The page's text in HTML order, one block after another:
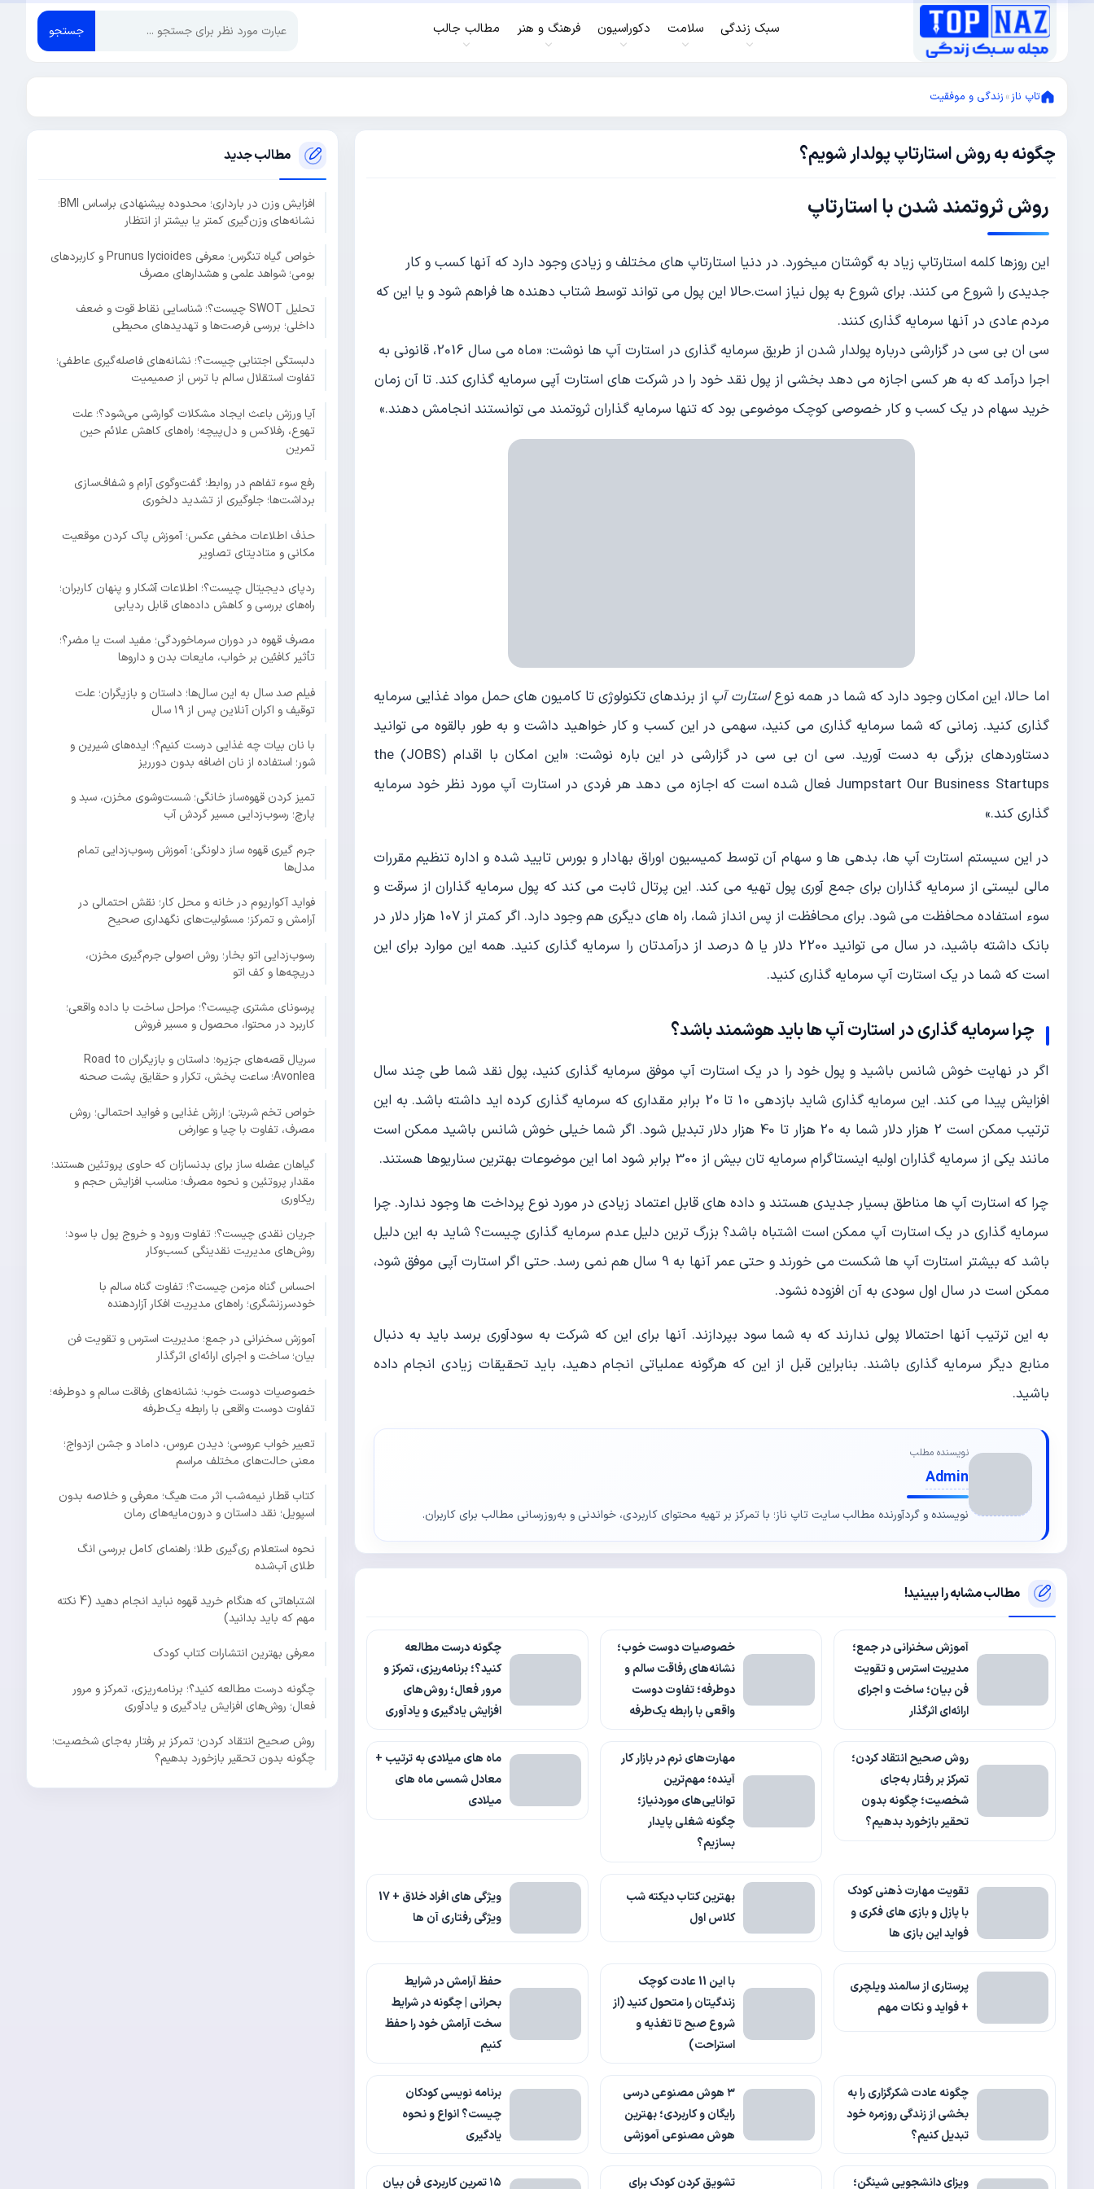
سبک زندگی سلامت دکوراسیون فرهنگ و هنر مطالب جالب جستجو
تاپ ناز» زندگی و موفقیت
چگونه به روش استارتاپ پولدار شویم؟
سپتامبر
ژانویه
23,
2019
روش ثروتمند شدن با استارتاپ
این روزها کلمه استارتاپ زیاد به گوشتان میخورد. در دنیا استارتاپ های مختلف و زیادی وجود دارد که آنها کسب و کار
جدیدی را شروع می کنند. برای شروع به پول نیاز است.حالا این پول می تواند توسط شتاب دهنده ها فراهم شود و یا این که
مردم عادی در آنها سرمایه گذاری کنند.
سی ان بی سی در گزارشی درباره پولدار شدن از طریق سرمایه گذاری در استارت آپ ها نوشت: «ماه می سال 2016، قانونی به
اجرا درآمد که به هر کسی اجازه می دهد بخشی از پول نقد خود را در شرکت های استارت آپی سرمایه گذاری کند. تا آن زمان
خرید سهام در یک کسب و کار خصوصی کوچک موضوعی بود که تنها سرمایه گذاران ثروتمند می توانستند انجامش دهند.»
اما حالا، این امکان وجود دارد که شما در همه نوعاستارت آپ از برندهای تکنولوژی تا کامیون های حمل مواد غذایی سرمایه
گذاری کنید. زمانی که شما سرمایه گذاری می کنید، سهمی در این کسب و کار خواهید داشت و به طور بالقوه می توانید
دستاوردهای بزرگی به دست آورید. سی ان بی سی در گزارشی در این باره نوشت: «این امکان با اقدام (JOBS) the
Jumpstart Our Business Startups فعال شده است که اجازه می دهد هر فردی در استارت آپ مورد نظر خود سرمایه
گذاری کند.»
در این سیستم استارت آپ ها، بدهی ها و سهام آن توسط کمیسیون اوراق بهادار و بورس تایید شده و اداره تنظیم مقررات
مالی لیستی از سرمایه گذاران برای جمع آوری پول تهیه می کند. این پرتال ثابت می کند که پول سرمایه گذاران از سرقت و
سوء استفاده محافظت می شود. برای محافظت از پس انداز شما، راه های دیگری هم وجود دارد. اگر کمتر از 107 هزار دلار در
بانک داشته باشید، در سال می توانید 2200 دلار یا 5 درصد از درآمدتان را سرمایه گذاری کنید. همه این موارد برای این
است که شما در یک استارت آپ سرمایه گذاری کنید.
چرا سرمایه گذاری در استارت آپ ها باید هوشمند باشد؟
اگر در نهایت خوش شانس باشید و پول خود را در یک استارت آپ موفق سرمایه گذاری کنید، پول نقد شما طی چند سال
افزایش پیدا می کند. این سرمایه گذاری شاید بازدهی 10 تا 20 برابر مقداری که سرمایه گذاری کرده اید داشته باشد. به این
ترتیب ممکن است 2 هزار دلار شما به 20 هزار تا 40 هزار دلار تبدیل شود. اگر شما خیلی خوش شانس باشید ممکن است
مانند یکی از سرمایه گذاران اولیه اینستاگرام سرمایه تان بیش از 300 برابر شود اما این موضوعات بهترین سناریوها هستند.
چرا که استارت آپ ها مناطق بسیار جدیدی هستند و داده های قابل اعتماد زیادی در مورد نوع پرداخت ها وجود ندارد. چرا
سرمایه گذاری در یک استارت آپ ممکن است اشتباه باشد؟ بزرگ ترین دلیل عدم سرمایه گذاری چیست؟ شاید به این دلیل
باشد که بیشتر استارت آپ ها شکست می خورند و حتی عمر آنها به 9 سال هم نمی رسد. حتی اگر استارت آپی موفق شود،
ممکن است در سال اول سودی به آن افزوده نشود.
به این ترتیب آنها احتمالا پولی ندارند که به شما سود بپردازند. آنها برای این که شرکت به سودآوری برسد باید به دنبال
منابع دیگر سرمایه گذاری باشند. بنابراین قبل از این که هرگونه عملیاتی انجام دهید، باید تحقیقات زیادی انجام داده
باشید.
نویسنده مطلب
Admin
نویسنده و گردآورنده مطالب سایت تاپ ناز؛ با تمرکز بر تهیه محتوای کاربردی، خواندنی و به‌روزرسانی مطالب برای کاربران.
مطالب مشابه را ببینید!
آموزش سخنرانی در جمع؛
مدیریت استرس و تقویت
فن بیان؛ ساخت و اجرای
ارائه‌ای اثرگذار
خصوصیات دوست خوب؛
نشانه‌های رفاقت سالم و
دوطرفه؛ تفاوت دوست
واقعی با رابطه یک‌طرفه
چگونه درست مطالعه
کنید؟؛ برنامه‌ریزی، تمرکز و
مرور فعال؛ روش‌های
افزایش یادگیری و یادآوری
روش صحیح انتقاد کردن؛
تمرکز بر رفتار به‌جای
شخصیت؛ چگونه بدون
تحقیر بازخورد بدهیم؟
مهارت‌های نرم در بازار کار
آینده؛ مهم‌ترین
توانایی‌های موردنیاز؛
چگونه شغلی پایدار
بسازیم؟
ماه های میلادی به ترتیب +
معادل شمسی ماه های
میلادی
تقویت مهارت ذهنی کودک
با پازل و بازی های فکری و
فواید این بازی ها
بهترین کتاب دیکته شب
کلاس اول
ویژگی های افراد خلاق + 17
ویژگی رفتاری آن ها
پرستاری از سالمند ویلچری
+ فواید و نکات مهم
با این 11 عادت کوچک
زندگیتان را متحول کنید (از
شروع صبح تا تغذیه و
استراحت)
حفظ آرامش در شرایط
بحرانی | چگونه در شرایط
سخت آرامش خود را حفظ
کنیم
چگونه عادت شکرگزاری را به
بخشی از زندگی روزمره خود
تبدیل کنیم؟
۳ هوش مصنوعی درسی
رایگان و کاربردی؛ بهترین
هوش مصنوعی آموزشی
برنامه نویسی کودکان
چیست؟ انواع و نحوه
یادگیری
ویزای دانشجویی شینگن؛ تشویق کردن کودک برای ۱۵ تمرین کاربردی فن بیان
مطالب جدید
افزایش وزن در بارداری؛ محدوده پیشنهادی براساس BMI؛
نشانه‌های وزن‌گیری کمتر یا بیشتر از انتظار
خواص گیاه تنگرس؛ معرفی Prunus lycioides و کاربردهای
بومی؛ شواهد علمی و هشدارهای مصرف
تحلیل SWOT چیست؟؛ شناسایی نقاط قوت و ضعف
داخلی؛ بررسی فرصت‌ها و تهدیدهای محیطی
دلبستگی اجتنابی چیست؟؛ نشانه‌های فاصله‌گیری عاطفی؛
تفاوت استقلال سالم با ترس از صمیمیت
آیا ورزش باعث ایجاد مشکلات گوارشی می‌شود؟؛ علت
تهوع، رفلاکس و دل‌پیچه؛ راه‌های کاهش علائم حین
تمرین
رفع سوء تفاهم در روابط؛ گفت‌وگوی آرام و شفاف‌سازی
برداشت‌ها؛ جلوگیری از تشدید دلخوری
حذف اطلاعات مخفی عکس؛ آموزش پاک کردن موقعیت
مکانی و متادیتای تصاویر
ردپای دیجیتال چیست؟؛ اطلاعات آشکار و پنهان کاربران؛
راه‌های بررسی و کاهش داده‌های قابل ردیابی
مصرف قهوه در دوران سرماخوردگی؛ مفید است یا مضر؟؛
تأثیر کافئین بر خواب، مایعات بدن و داروها
فیلم صد سال به این سال‌ها؛ داستان و بازیگران؛ علت
توقیف و اکران آنلاین پس از ۱۹ سال
با نان بیات چه غذایی درست کنیم؟؛ ایده‌های شیرین و
شور؛ استفاده از نان اضافه بدون دورریز
تمیز کردن قهوه‌ساز خانگی؛ شست‌وشوی مخزن، سبد و
پارچ؛ رسوب‌زدایی مسیر گردش آب
جرم گیری قهوه ساز دلونگی؛ آموزش رسوب‌زدایی تمام
مدل‌ها
فواید آکواریوم در خانه و محل کار؛ نقش احتمالی در
آرامش و تمرکز؛ مسئولیت‌های نگهداری صحیح
رسوب‌زدایی اتو بخار؛ روش اصولی جرم‌گیری مخزن،
دریچه‌ها و کف اتو
پرسونای مشتری چیست؟؛ مراحل ساخت با داده واقعی؛
کاربرد در محتوا، محصول و مسیر فروش
سریال قصه‌های جزیره؛ داستان و بازیگران Road to
Avonlea؛ ساعت پخش، تکرار و حقایق پشت صحنه
خواص تخم شربتی؛ ارزش غذایی و فواید احتمالی؛ روش
مصرف، تفاوت با چیا و عوارض
گیاهان عضله ساز برای بدنسازان که حاوی پروتئین هستند؛
مقدار پروتئین و نحوه مصرف؛ مناسب افزایش حجم و
ریکاوری
جریان نقدی چیست؟؛ تفاوت ورود و خروج پول با سود؛
روش‌های مدیریت نقدینگی کسب‌وکار
احساس گناه مزمن چیست؟؛ تفاوت گناه سالم با
خودسرزنشگری؛ راه‌های مدیریت افکار آزاردهنده
آموزش سخنرانی در جمع؛ مدیریت استرس و تقویت فن
بیان؛ ساخت و اجرای ارائه‌ای اثرگذار
خصوصیات دوست خوب؛ نشانه‌های رفاقت سالم و دوطرفه؛
تفاوت دوست واقعی با رابطه یک‌طرفه
تعبیر خواب عروسی؛ دیدن عروس، داماد و جشن ازدواج؛
معنی حالت‌های مختلف مراسم
کتاب قطار نیمه‌شب اثر مت هیگ؛ معرفی و خلاصه بدون
اسپویل؛ نقد داستان و درون‌مایه‌های رمان
نحوه استعلام ری‌گیری طلا؛ راهنمای کامل بررسی انگ
طلای آب‌شده
اشتباهاتی که هنگام خرید قهوه نباید انجام دهید (4 نکته
مهم که باید بدانید)
معرفی بهترین انتشارات کتاب کودک
چگونه درست مطالعه کنید؟؛ برنامه‌ریزی، تمرکز و مرور
فعال؛ روش‌های افزایش یادگیری و یادآوری
روش صحیح انتقاد کردن؛ تمرکز بر رفتار به‌جای شخصیت؛
چگونه بدون تحقیر بازخورد بدهیم؟